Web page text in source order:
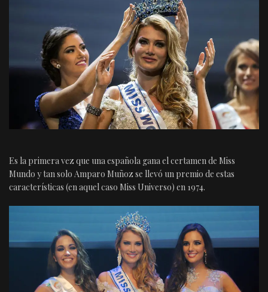
Es la primera vez que una española gana el certamen de Miss
Mundo y tan solo Amparo Muñoz se llevó un premio de estas
características (en aquel caso Miss Universo) en 1974.